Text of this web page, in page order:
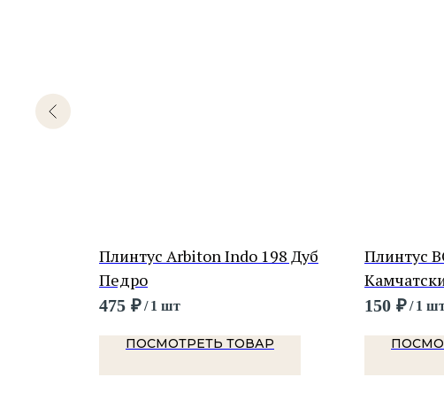
Плинтус Arbiton Indo 198 Дуб
Педро
475 ₽/ 1 шт
ПОСМОТРЕТЬ ТОВАР
Плинтус
150 ₽/ 1